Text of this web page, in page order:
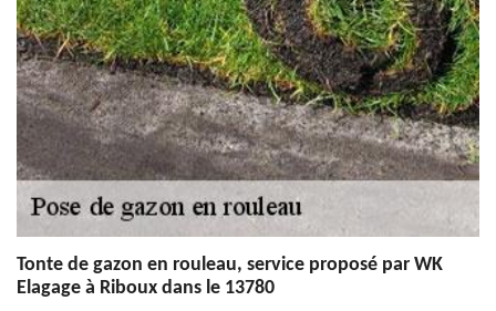
Tonte de gazon en rouleau, service proposé par WK
Elagage à Riboux dans le 13780